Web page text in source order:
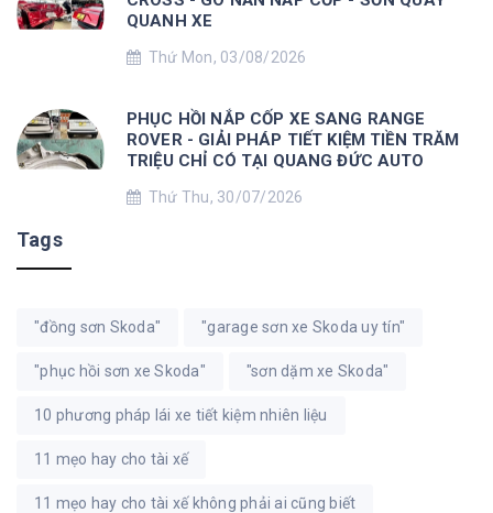
QUANH XE
Thứ Mon, 03/08/2026
PHỤC HỒI NẮP CỐP XE SANG RANGE
ROVER - GIẢI PHÁP TIẾT KIỆM TIỀN TRĂM
TRIỆU CHỈ CÓ TẠI QUANG ĐỨC AUTO
Thứ Thu, 30/07/2026
Tags
"đồng sơn Skoda" "garage sơn xe Skoda uy tín"
"phục hồi sơn xe Skoda" "sơn dặm xe Skoda"
10 phương pháp lái xe tiết kiệm nhiên liệu
11 mẹo hay cho tài xế
11 mẹo hay cho tài xế không phải ai cũng biết